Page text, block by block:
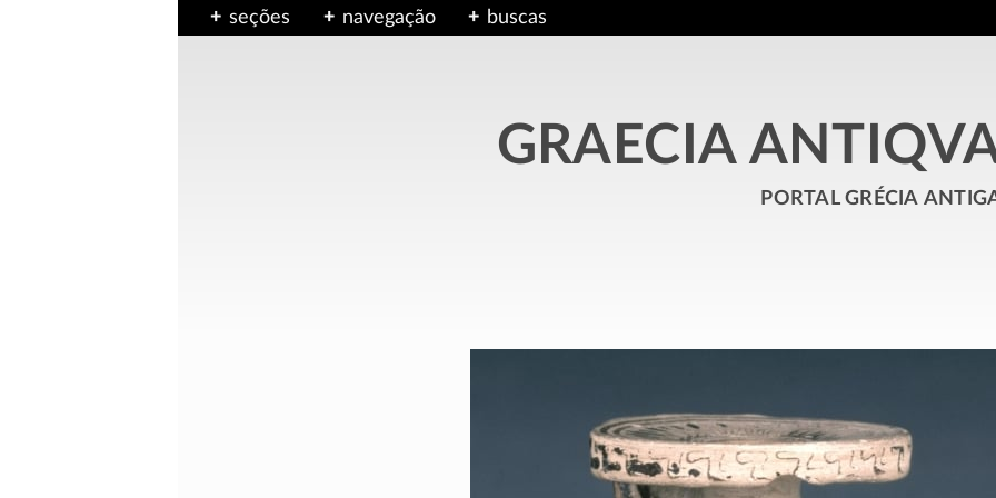
seções navegação buscas
GRAECIA
portal grécia